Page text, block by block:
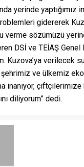
yerinde yaptığımız
gidererek
verme sözümüzü
DSİ ve TEİAŞ Genel
Kuzova’ya verilecek
şehrimiz ve ülkemiz
inanıyor,
diliyorum” dedi.